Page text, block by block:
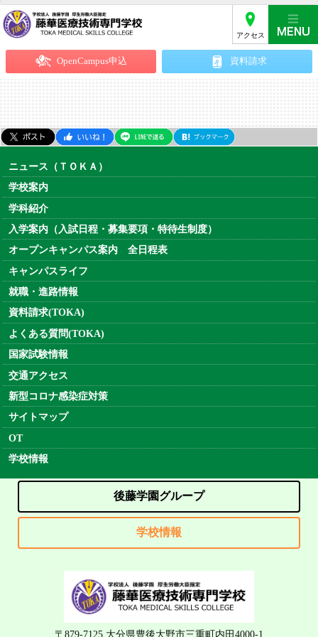
アクセス
OpenCampus申込 資料請求
ニュース（ＴＯＫＡ）
学校案内
学科紹介
入学案内（入試日程・募集要項・特待生制度）
オープンキャンパス案内 全日程表
キャンパスライフ
就職・進路情報
資料請求(TOKA)
よくある質問(TOKA)
国家試験情報
交通アクセス
新型コロナ感染症対策
サイトマップ
OT
学校情報
後藤学園グループ
学校情報
〒879-7125 大分県豊後大野市三重町内田4000-1